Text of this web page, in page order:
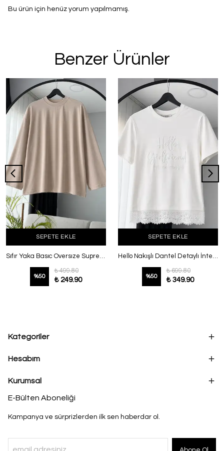
Bu ürün için henüz yorum yapılmamış.
Benzer Ürünler
SEPETE EKLE
Sıfır Yaka Basıc Oversıze Suprem T-Shırt Bej
%50
₺ 499.80
₺ 249.90
SEPETE EKLE
Hello Nakışlı Dantel Detaylı İnterlok T-Shırt Ekru
%50
₺ 699.80
₺ 349.90
Kategoriler
Hesabım
Kurumsal
E-Bülten Aboneliği
Kampanya ve sürprizlerden ilk sen haberdar ol.